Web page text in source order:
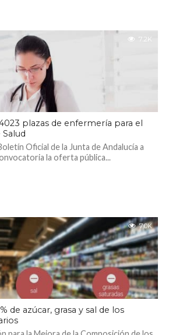
7.2K
plazas de enfermería para el
Oficial de la Junta de Andalucía a
la oferta pública...
7.0K
de azúcar, grasa y sal de los